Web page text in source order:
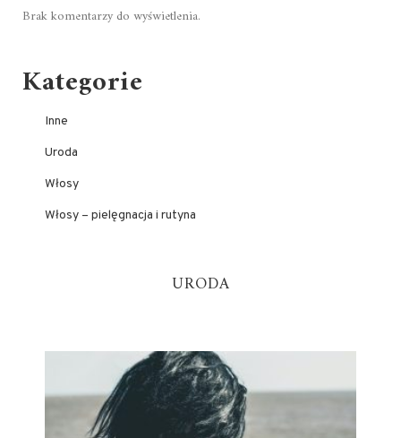
Brak komentarzy do wyświetlenia.
Kategorie
Inne
Uroda
Włosy
Włosy – pielęgnacja i rutyna
URODA